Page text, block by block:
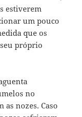
estiverem
um pouco
que os
próprio
no
nozes. Caso